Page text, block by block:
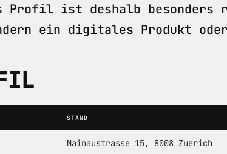
Profil ist deshalb besonders
ein digitales Produkt
STAND
Mainaustrasse 15, 8008 Zuerich